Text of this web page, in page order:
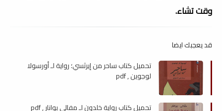
وقت تشاء.
قد يعجبك ايضا
تحميل كتاب ساحر من إيرثسي؛ رواية لـ أورسولا
لوجوين , pdf
تحميل كتاب رواية خلدون لـ مفالي بوانار , pdf